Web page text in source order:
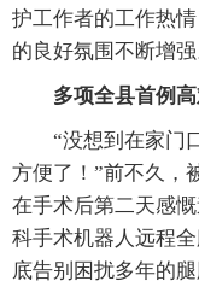
护工作者的工作热
的良好氛围不断增强
多项全县首例
“没想到在家门口
方便了！”前不久，
在手术后第二天感
科手术机器人远程
底告别困扰多年的腿